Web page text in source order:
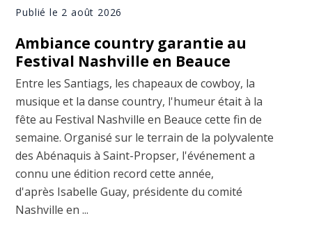
Publié le 2 août 2026
Ambiance country garantie au
Festival Nashville en Beauce
Entre les Santiags, les chapeaux de cowboy, la
musique et la danse country, l'humeur était à la
fête au Festival Nashville en Beauce cette fin de
semaine. Organisé sur le terrain de la polyvalente
des Abénaquis à Saint-Propser, l'événement a
connu une édition record cette année,
d'après Isabelle Guay, présidente du comité
Nashville en ...